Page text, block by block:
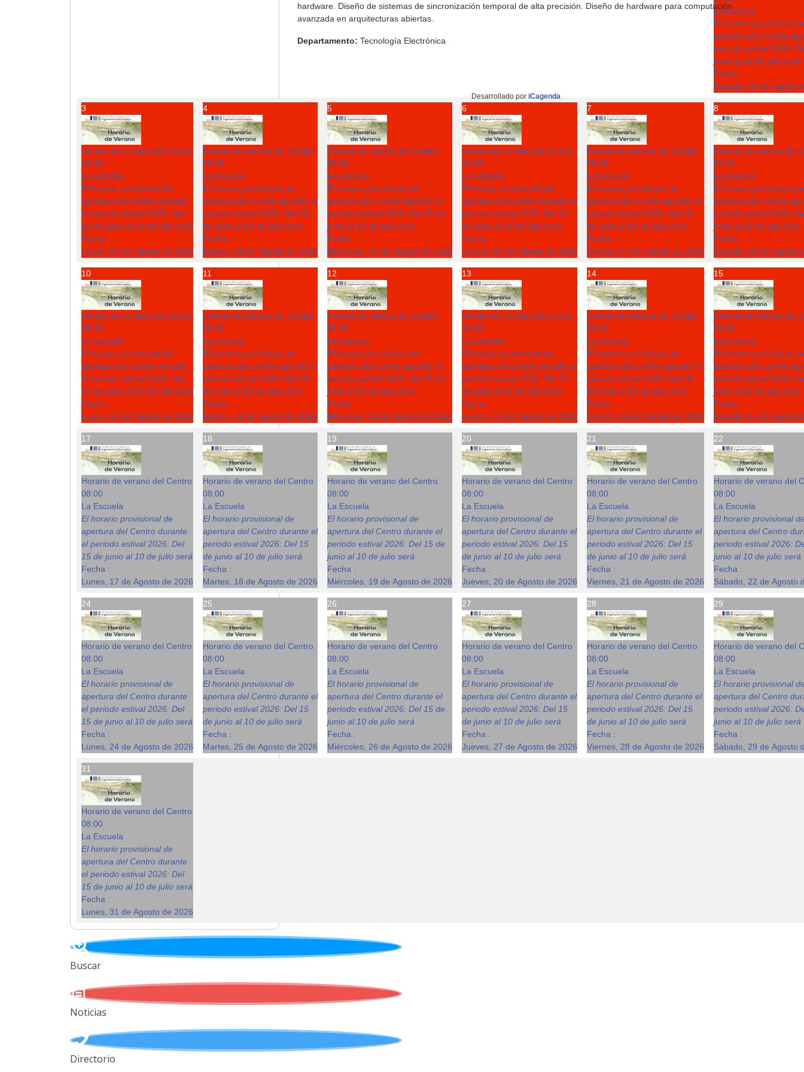
La Escuela
El horario provisional
apertura del Centro
periodo estival 2026:
junio al 10 de julio será
Fecha :
Sábado, 01 de Agosto
3
Horario de verano del Centro
08:00
La Escuela
El horario provisional de
apertura del Centro durante
el periodo estival 2026: Del
15 de junio al 10 de julio será
Fecha :
Lunes, 03 de Agosto de 2026
4
Horario de verano del Centro
08:00
La Escuela
El horario provisional de
apertura del Centro durante el
periodo estival 2026: Del 15
de junio al 10 de julio será
Fecha :
Martes, 04 de Agosto de 2026
5
Horario de verano del Centro
08:00
La Escuela
El horario provisional de
apertura del Centro durante el
periodo estival 2026: Del 15 de
junio al 10 de julio será
Fecha :
Miércoles, 05 de Agosto de 2026
6
Horario de verano del Centro
08:00
La Escuela
El horario provisional de
apertura del Centro durante el
periodo estival 2026: Del 15
de junio al 10 de julio será
Fecha :
Jueves, 06 de Agosto de 2026
7
Horario de verano del Centro
08:00
La Escuela
El horario provisional de
apertura del Centro durante el
periodo estival 2026: Del 15
de junio al 10 de julio será
Fecha :
Viernes, 07 de Agosto de 2026
8
Horario de verano del
08:00
La Escuela
El horario provisional
apertura del Centro
periodo estival 2026:
junio al 10 de julio será
Fecha :
Sábado, 08 de Agosto
10
Horario de verano del Centro
08:00
La Escuela
El horario provisional de
apertura del Centro durante
el periodo estival 2026: Del
15 de junio al 10 de julio será
Fecha :
Lunes, 10 de Agosto de 2026
11
Horario de verano del Centro
08:00
La Escuela
El horario provisional de
apertura del Centro durante el
periodo estival 2026: Del 15
de junio al 10 de julio será
Fecha :
Martes, 11 de Agosto de 2026
12
Horario de verano del Centro
08:00
La Escuela
El horario provisional de
apertura del Centro durante el
periodo estival 2026: Del 15 de
junio al 10 de julio será
Fecha :
Miércoles, 12 de Agosto de 2026
13
Horario de verano del Centro
08:00
La Escuela
El horario provisional de
apertura del Centro durante el
periodo estival 2026: Del 15
de junio al 10 de julio será
Fecha :
Jueves, 13 de Agosto de 2026
14
Horario de verano del Centro
08:00
La Escuela
El horario provisional de
apertura del Centro durante el
periodo estival 2026: Del 15
de junio al 10 de julio será
Fecha :
Viernes, 14 de Agosto de 2026
15
Horario de verano del
08:00
La Escuela
El horario provisional
apertura del Centro
periodo estival 2026:
junio al 10 de julio será
Fecha :
Sábado, 15 de Agosto
17
Horario de verano del Centro
08:00
La Escuela
El horario provisional de
apertura del Centro durante
el periodo estival 2026: Del
15 de junio al 10 de julio será
Fecha :
Lunes, 17 de Agosto de 2026
18
Horario de verano del Centro
08:00
La Escuela
El horario provisional de
apertura del Centro durante el
periodo estival 2026: Del 15
de junio al 10 de julio será
Fecha :
Martes, 18 de Agosto de 2026
19
Horario de verano del Centro
08:00
La Escuela
El horario provisional de
apertura del Centro durante el
periodo estival 2026: Del 15 de
junio al 10 de julio será
Fecha :
Miércoles, 19 de Agosto de 2026
20
Horario de verano del Centro
08:00
La Escuela
El horario provisional de
apertura del Centro durante el
periodo estival 2026: Del 15
de junio al 10 de julio será
Fecha :
Jueves, 20 de Agosto de 2026
21
Horario de verano del Centro
08:00
La Escuela
El horario provisional de
apertura del Centro durante el
periodo estival 2026: Del 15
de junio al 10 de julio será
Fecha :
Viernes, 21 de Agosto de 2026
22
Horario de verano del
08:00
La Escuela
El horario provisional
apertura del Centro
periodo estival 2026:
junio al 10 de julio será
Fecha :
Sábado, 22 de Agosto
24
Horario de verano del Centro
08:00
La Escuela
El horario provisional de
apertura del Centro durante
el periodo estival 2026: Del
15 de junio al 10 de julio será
Fecha :
Lunes, 24 de Agosto de 2026
25
Horario de verano del Centro
08:00
La Escuela
El horario provisional de
apertura del Centro durante el
periodo estival 2026: Del 15
de junio al 10 de julio será
Fecha :
Martes, 25 de Agosto de 2026
26
Horario de verano del Centro
08:00
La Escuela
El horario provisional de
apertura del Centro durante el
periodo estival 2026: Del 15 de
junio al 10 de julio será
Fecha :
Miércoles, 26 de Agosto de 2026
27
Horario de verano del Centro
08:00
La Escuela
El horario provisional de
apertura del Centro durante el
periodo estival 2026: Del 15
de junio al 10 de julio será
Fecha :
Jueves, 27 de Agosto de 2026
28
Horario de verano del Centro
08:00
La Escuela
El horario provisional de
apertura del Centro durante el
periodo estival 2026: Del 15
de junio al 10 de julio será
Fecha :
Viernes, 28 de Agosto de 2026
29
Horario de verano del
08:00
La Escuela
El horario provisional
apertura del Centro
periodo estival 2026:
junio al 10 de julio será
Fecha :
Sábado, 29 de Agosto
31
Horario de verano del Centro
08:00
La Escuela
El horario provisional de
apertura del Centro durante
el periodo estival 2026: Del
15 de junio al 10 de julio será
Fecha :
Lunes, 31 de Agosto de 2026
hardware. Diseño de sistemas de sincronización temporal de alta precisión. Diseño de hardware para computación
avanzada en arquitecturas abiertas.
Departamento: Tecnología Electrónica
Desarrollado por iCagenda
Buscar
Noticias
Directorio